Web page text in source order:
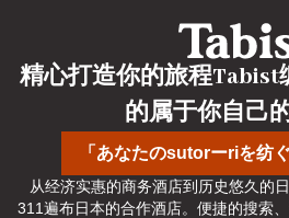
「あなたのsutorーriを纺
精心打造你的旅程Tabist
的属于你自己
从经济实惠的商务酒店到历史悠久的
311遍布日本的合作酒店。便捷的搜索